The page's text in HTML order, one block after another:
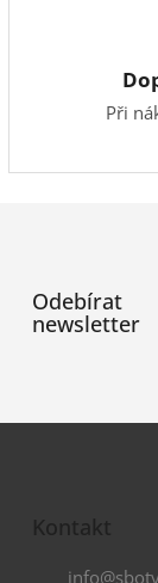
Při
Odebírat
newsletter
Kontakt
info@